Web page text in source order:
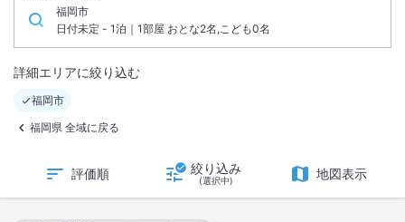
福岡市
日付未定 - 1泊｜1部屋 おとな2名,こども0名
詳細エリアに絞り込む
福岡市
福岡県 全域に戻る
評価順 絞り込み
(選択中) 地図表示